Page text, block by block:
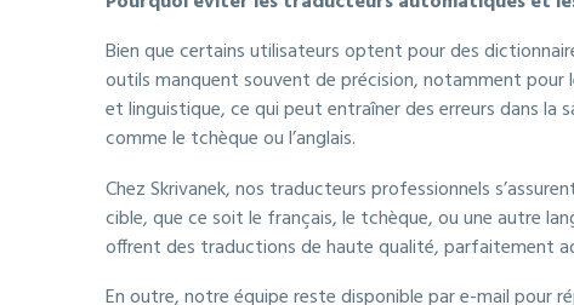
Bien que certains utilisateurs optent pour des
outils manquent souvent de précision, notamment
et linguistique, ce qui peut entraîner des erreurs dans la
comme le tchèque ou l’anglais.
Chez Skrivanek, nos traducteurs professionnels
cible, que ce soit le français, le tchèque, ou une autre
offrent des traductions de haute qualité, parfaitement
En outre, notre équipe reste disponible par e-mail pour